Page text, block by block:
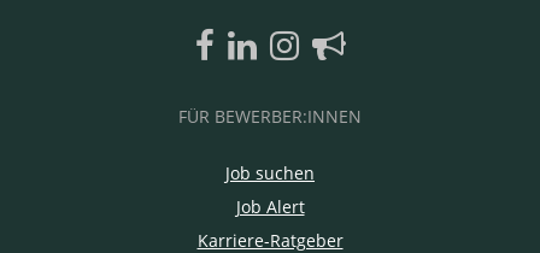
FÜR BEWERBER:INNEN
Job suchen
Job Alert
Karriere-Ratgeber